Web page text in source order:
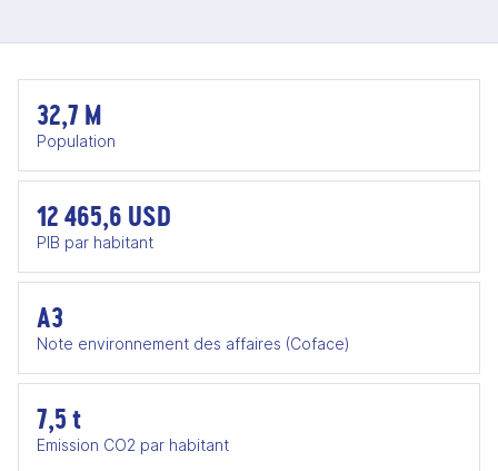
32,7 M
Population
12 465,6 USD
PIB par habitant
A3
Note environnement des affaires (Coface)
7,5 t
Emission CO2 par habitant